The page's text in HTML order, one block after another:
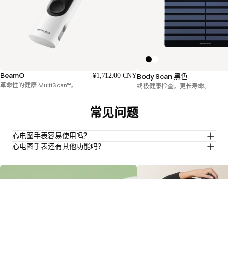
BeamO ¥1,712.00 CNY
革命性的健康 MultiScan™。
Body Scan 黑色
终极健康检查。更长寿命。
常见问题
心电图手表容易使用吗？
心电图手表还有其他功能吗？